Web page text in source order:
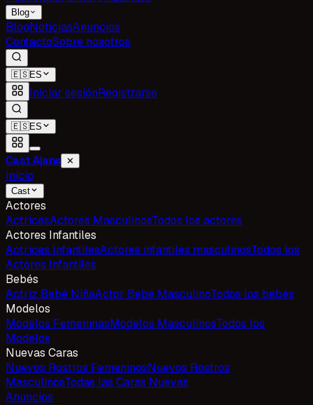
Blog
BlogNoticiasAnuncios
ContactoSobre nosotros
🇪🇸ES
Iniciar sesiónRegistrarse
🇪🇸ES
Cast Ajans ✕
Inicio
Cast
Actores
ActricesActores MasculinosTodos los actores
Actores Infantiles
Actrices InfantilesActores infantiles masculinosTodos los
Actores Infantiles
Bebés
Actriz Bebé NiñaActor Bebé MasculinoTodos los bebés
Modelos
Modelos FemeninasModelos MasculinosTodos los
Modelos
Nuevas Caras
Nuevos Rostros FemeninosNuevos Rostros
MasculinosTodas las Caras Nuevas
Anuncios